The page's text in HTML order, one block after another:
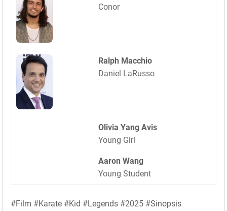
Conor
Ralph Macchio
Daniel LaRusso
Olivia Yang Avis
Young Girl
Aaron Wang
Young Student
#Film #Karate #Kid #Legends #2025 #Sinopsis